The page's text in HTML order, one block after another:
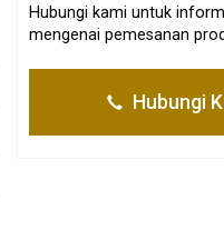
Hubungi kami untuk
mengenai pemesanan
Hubungi